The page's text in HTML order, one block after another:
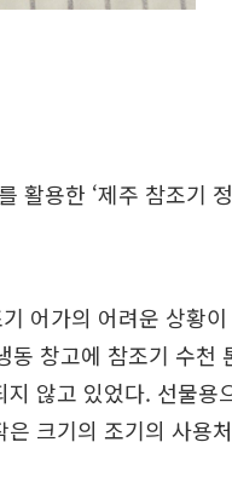
활용한 ‘제주 참조기
어가의 어려운 상황이
동 창고에 참조기 수천
않고 있었다. 선물용
크기의 조기의 사용